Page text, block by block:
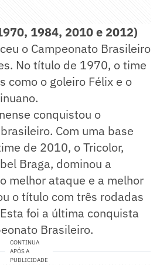
1984, 2010 e 2012)
o Campeonato Brasileiro
No título de 1970, o time
como o goleiro Félix e o
conquistou o
Com uma base
de 2010, o Tricolor,
Braga, dominou a
melhor ataque e a melhor
o título com três rodadas
foi a última conquista
Brasileiro.
CONTINUA
APÓS A
PUBLICIDADE